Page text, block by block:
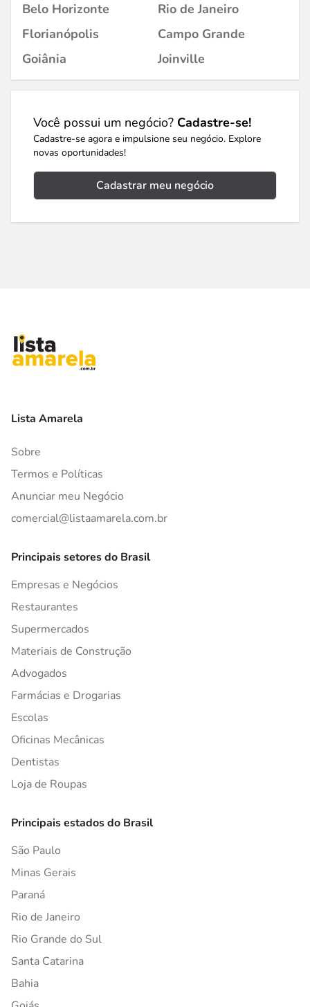
Belo Horizonte
Rio de Janeiro
Florianópolis
Campo Grande
Goiânia
Joinville
Você possui um negócio? Cadastre-se!
Cadastre-se agora e impulsione seu negócio. Explore
novas oportunidades!
Cadastrar meu negócio
Lista Amarela
Sobre
Termos e Políticas
Anunciar meu Negócio
comercial@listaamarela.com.br
Principais setores do Brasil
Empresas e Negócios
Restaurantes
Supermercados
Materiais de Construção
Advogados
Farmácias e Drogarias
Escolas
Oficinas Mecânicas
Dentistas
Loja de Roupas
Principais estados do Brasil
São Paulo
Minas Gerais
Paraná
Rio de Janeiro
Rio Grande do Sul
Santa Catarina
Bahia